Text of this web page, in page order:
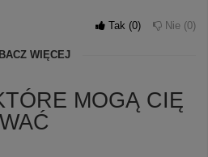
Tak 0 Nie 0
WIĘCEJ
MOGĄ CIĘ